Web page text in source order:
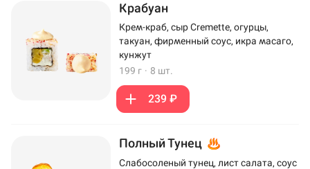
Крабуан
Крем-краб, сыр Cremette, огурцы,
такуан, фирменный соус, икра масаго,
кунжут
199 г · 8 шт.
239 ₽
Полный Тунец
Слабосоленый тунец, лист салата, соус